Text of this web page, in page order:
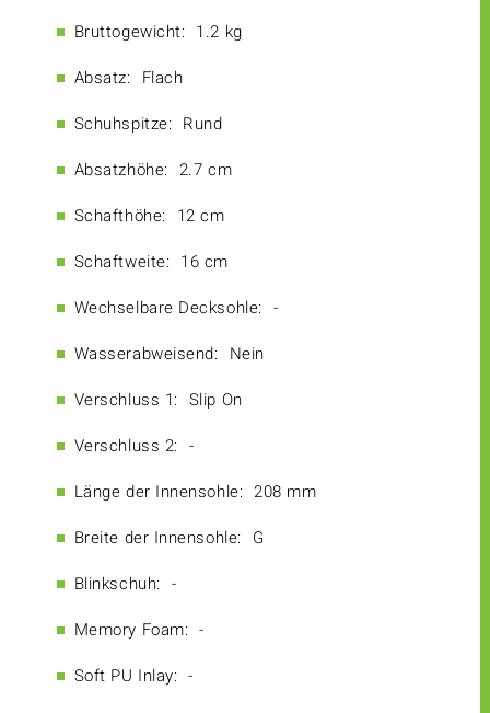
Bruttogewicht: 1.2 kg
Absatz: Flach
Schuhspitze: Rund
Absatzhöhe: 2.7 cm
Schafthöhe: 12 cm
Schaftweite: 16 cm
Wechselbare Decksohle: -
Wasserabweisend: Nein
Verschluss 1: Slip On
Verschluss 2: -
Länge der Innensohle: 208 mm
Breite der Innensohle: G
Blinkschuh: -
Memory Foam: -
Soft PU Inlay: -